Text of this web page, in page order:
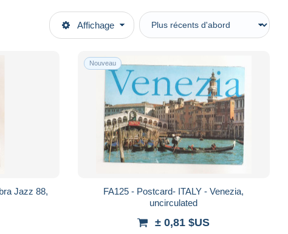
Affichage
Nouveau
FA125 - Postcard- ITALY - Venezia,
uncirculated
± 0,81 $US